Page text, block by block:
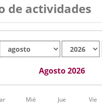
de actividades
Agosto 2026
Mié Jue Vie